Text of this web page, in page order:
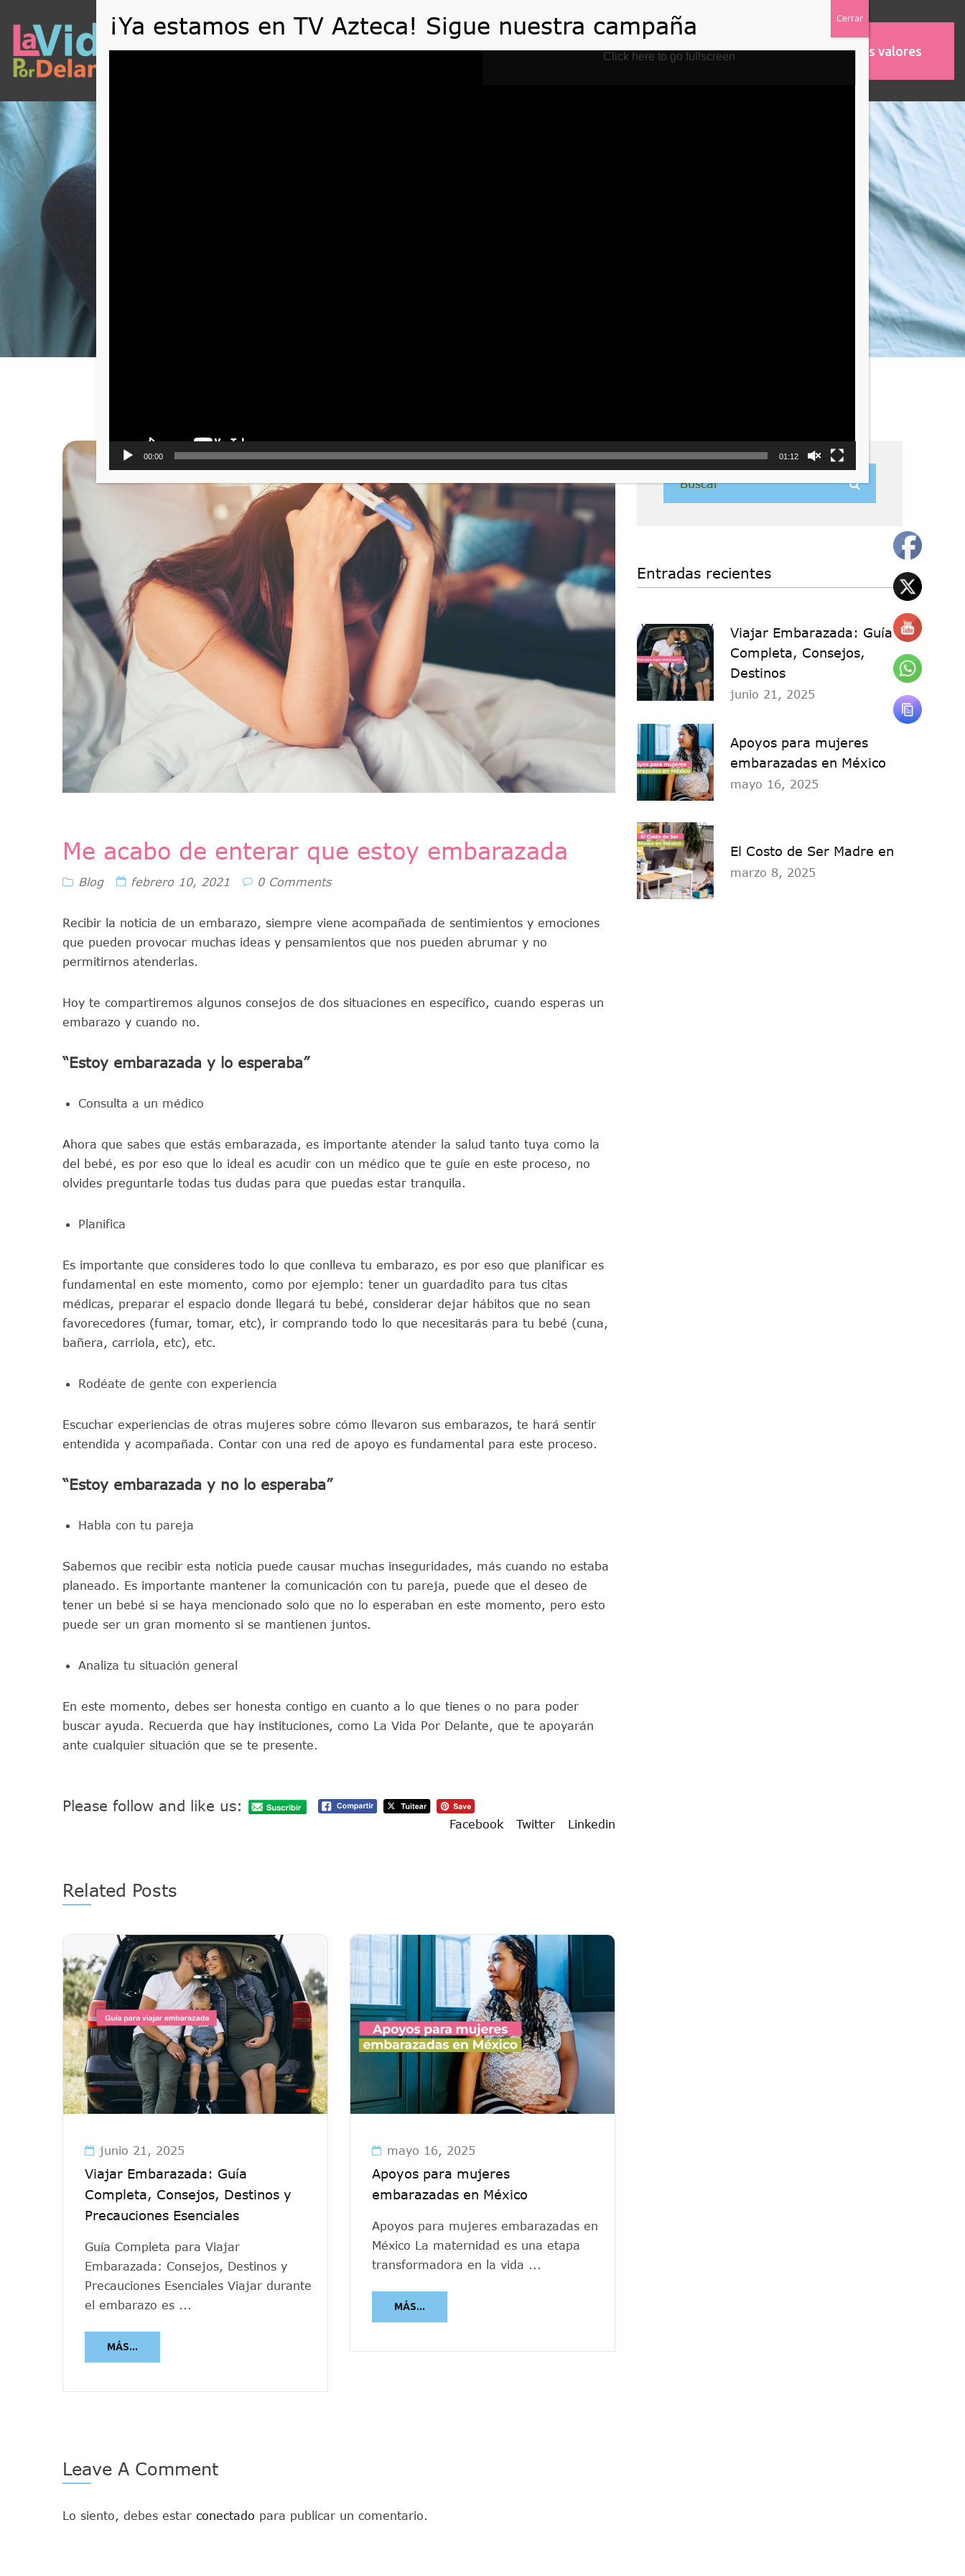
QUÉ HACEMOS VIDEOS ARTÍCULOS TE AYUDAMOS ASOCIACIONES Nuestros valores
Me acabo de enterar que estoy embarazada
Blog febrero 10, 2021 0 Comments
Recibir la noticia de un embarazo, siempre viene acompañada de sentimientos y emociones
que pueden provocar muchas ideas y pensamientos que nos pueden abrumar y no
permitirnos atenderlas.
Hoy te compartiremos algunos consejos de dos situaciones en específico, cuando esperas un
embarazo y cuando no.
“Estoy embarazada y lo esperaba”
Consulta a un médico
Ahora que sabes que estás embarazada, es importante atender la salud tanto tuya como la
del bebé, es por eso que lo ideal es acudir con un médico que te guíe en este proceso, no
olvides preguntarle todas tus dudas para que puedas estar tranquila.
Planifica
Es importante que consideres todo lo que conlleva tu embarazo, es por eso que planificar es
fundamental en este momento, como por ejemplo: tener un guardadito para tus citas
médicas, preparar el espacio donde llegará tu bebé, considerar dejar hábitos que no sean
favorecedores (fumar, tomar, etc), ir comprando todo lo que necesitarás para tu bebé (cuna,
bañera, carriola, etc), etc.
Rodéate de gente con experiencia
Escuchar experiencias de otras mujeres sobre cómo llevaron sus embarazos, te hará sentir
entendida y acompañada. Contar con una red de apoyo es fundamental para este proceso.
“Estoy embarazada y no lo esperaba”
Habla con tu pareja
Sabemos que recibir esta noticia puede causar muchas inseguridades, más cuando no estaba
planeado. Es importante mantener la comunicación con tu pareja, puede que el deseo de
tener un bebé si se haya mencionado solo que no lo esperaban en este momento, pero esto
puede ser un gran momento si se mantienen juntos.
Analiza tu situación general
En este momento, debes ser honesta contigo en cuanto a lo que tienes o no para poder
buscar ayuda. Recuerda que hay instituciones, como La Vida Por Delante, que te apoyarán
ante cualquier situación que se te presente.
Please follow and like us:
Facebook Twitter Linkedin
Related Posts
junio 21, 2025
Viajar Embarazada: Guía
Completa, Consejos, Destinos y
Precauciones Esenciales
Guía Completa para Viajar
Embarazada: Consejos, Destinos y
Precauciones Esenciales Viajar durante
el embarazo es ...
MÁS...
mayo 16, 2025
Apoyos para mujeres
embarazadas en México
Apoyos para mujeres embarazadas en
México La maternidad es una etapa
transformadora en la vida ...
MÁS...
Leave A Comment
Lo siento, debes estar conectado para publicar un comentario.
Entradas recientes
Viajar Embarazada: Guía
Completa, Consejos,
Destinos
junio 21, 2025
Apoyos para mujeres
embarazadas en México
mayo 16, 2025
El Costo de Ser Madre en
marzo 8, 2025
00:00 01:12
Click here to go fullscreen